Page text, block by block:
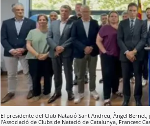
El presidente del Club Natació Sant Andreu, Àngel
l’Associació de Clubs de Natació de Catalunya, Francesc